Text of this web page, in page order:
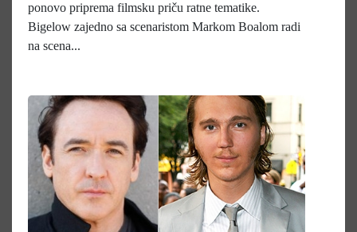
ponovo priprema filmsku priču ratne tematike.
Bigelow zajedno sa scenaristom Markom Boalom radi
na scena...